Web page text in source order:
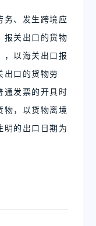
务、发生跨境应
报关出口的货物
，以海关出口报
出口的货物劳
通发票的开具时
物，以货物离境
明的出口日期为